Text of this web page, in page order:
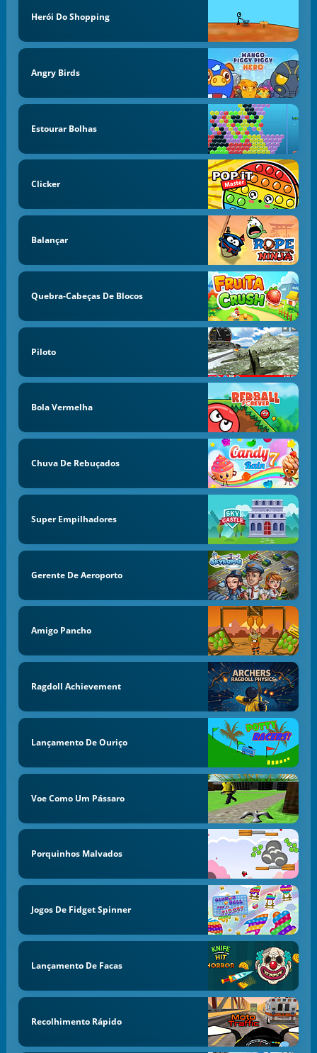
Herói Do Shopping
Angry Birds
Estourar Bolhas
Clicker
Balançar
Quebra-Cabeças De Blocos
Piloto
Bola Vermelha
Chuva De Rebuçados
Super Empilhadores
Gerente De Aeroporto
Amigo Pancho
Ragdoll Achievement
Lançamento De Ouriço
Voe Como Um Pássaro
Porquinhos Malvados
Jogos De Fidget Spinner
Lançamento De Facas
Recolhimento Rápido